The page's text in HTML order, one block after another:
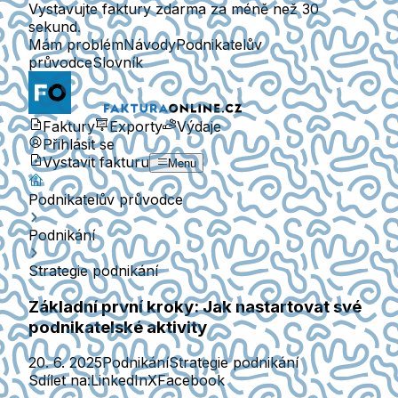
Vystavujte faktury zdarma za méně než 30
sekund.
Mám problémNávodyPodnikatelův
průvodceSlovník
Faktury Exporty
Výdaje
Přihlásit se
Vystavit fakturu
Menu
Podnikatelův průvodce
Podnikání
Strategie podnikání
Základní první kroky: Jak nastartovat své
podnikatelské aktivity
20. 6. 2025PodnikáníStrategie podnikání
Sdílet na:LinkedInXFacebook